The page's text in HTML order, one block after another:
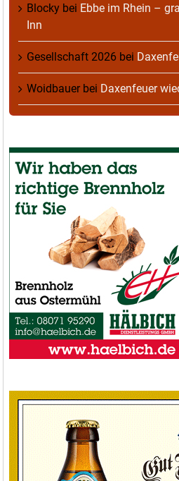
Blocky bei Ebbe im Rhein –
Inn
Gesellschaft 2026 bei
Woidbauerbei Daxenfeuer